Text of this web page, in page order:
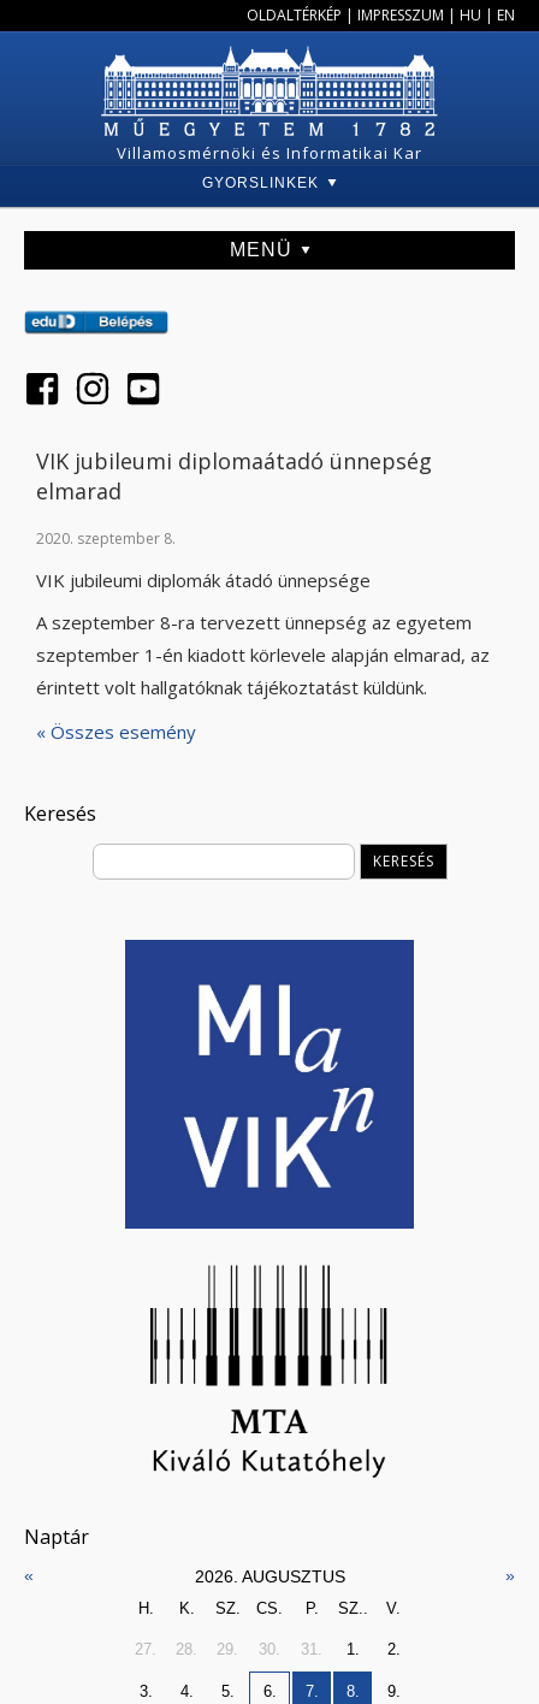
OLDALTÉRKÉP | IMPRESSZUM | HU | EN
Villamosmérnöki és Informatikai Kar
GYORSLINKEK
MENÜ
VIK jubileumi diplomaátadó ünnepség
elmarad
2020. szeptember 8.
VIK jubileumi diplomák átadó ünnepsége
A szeptember 8-ra tervezett ünnepség az egyetem
szeptember 1-én kiadott körlevele alapján elmarad, az
érintett volt hallgatóknak tájékoztatást küldünk.
« Összes esemény
Keresés
Naptár
« 2026. AUGUSZTUS »
H. K. SZ. CS. P. SZ.. V.
27. 28. 29. 30. 31. 1. 2.
3. 4. 5. 6. 7. 8. 9.